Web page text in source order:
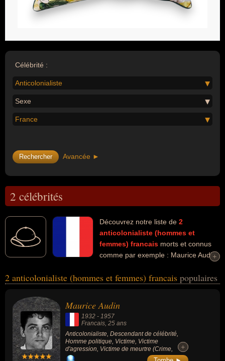
Célébrité :
Anticolonialiste
Sexe
France
Avancée ►
2 célébrités
Découvrez notre liste de 2
anticolonialiste (hommes et
femmes) francais morts et connus
comme par exemple : Maurice Audin,
dans les domaines du crime, de la guerre, de l'histoire, de la
français, de la politique de gauche ou du terrorisme. Ces célébrités
peuvent également avoir été descendant de célébrité, homme
politique, victime, victime d'agression, victime de meurtre, avocat,
communiste, homme de loi ou résistant.
+
+
2 anticolonialiste (hommes et femmes) francais populaires
Maurice Audin
1932 - 1957
Francais, 25 ans
Anticolonialiste, Descendant de célébrité,
Homme politique, Victime, Victime
d'agression, Victime de meurtre (Crime,
Guerre, Histoire, Justice, Politique).
+
+